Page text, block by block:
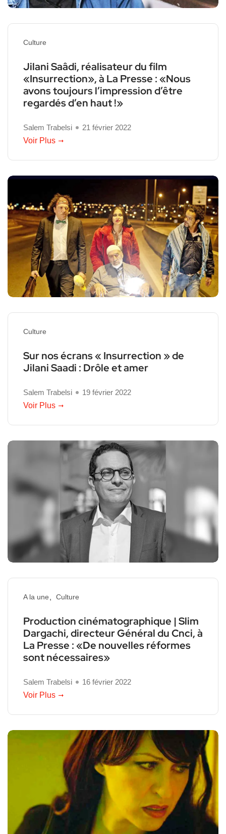
Culture
Jilani Saâdi, réalisateur du film
«Insurrection», à La Presse : «Nous
avons toujours l’impression d’être
regardés d’en haut !»
Salem Trabelsi
21 février 2022
Voir Plus
Culture
Sur nos écrans « Insurrection » de
Jilani Saadi : Drôle et amer
Salem Trabelsi
19 février 2022
Voir Plus
A la une Culture
Production cinématographique | Slim
Dargachi, directeur Général du Cnci, à
La Presse : «De nouvelles réformes
sont nécessaires»
Salem Trabelsi
16 février 2022
Voir Plus